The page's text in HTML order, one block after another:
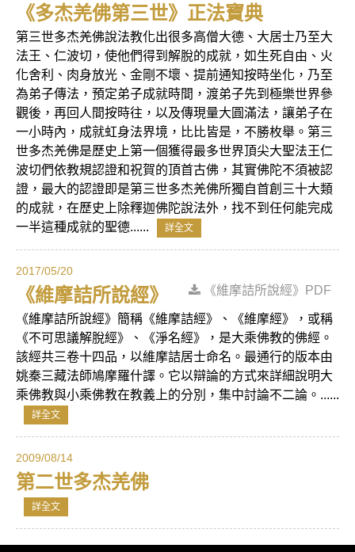
《多杰羌佛第三世》正法寶典
第三世多杰羌佛說法教化出很多高僧大德、大居士乃至大
法王、仁波切，使他們得到解脫的成就，如生死自由、火
化舍利、肉身放光、金剛不壞、提前通知按時坐化，乃至
為弟子傳法，預定弟子成就時間，渡弟子先到極樂世界參
觀後，再回人間按時往，以及傳現量大圓滿法，讓弟子在
一小時內，成就虹身法界境，比比皆是，不勝枚舉。第三
世多杰羌佛是歷史上第一個獲得最多世界頂尖大聖法王仁
波切們依教規認證和祝賀的頂首古佛，其實佛陀不須被認
證，最大的認證即是第三世多杰羌佛所獨自首創三十大類
的成就，在歷史上除釋迦佛陀說法外，找不到任何能完成
一半這種成就的聖德......
詳全文
2017/05/20
《維摩詰所說經》 《維摩詰所說經》PDF
《維摩詰所說經》簡稱《維摩詰經》、《維摩經》，或稱
《不可思議解脫經》、《淨名經》，是大乘佛教的佛經。
該經共三卷十四品，以維摩詰居士命名。最通行的版本由
姚秦三藏法師鳩摩羅什譯。它以辯論的方式來詳細說明大
乘佛教與小乘佛教在教義上的分別，集中討論不二論。......
詳全文
2009/08/14
第二世多杰羌佛
詳全文